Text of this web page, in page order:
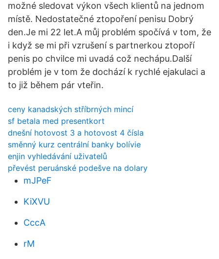
možné sledovat výkon všech klientů na jednom
místě. Nedostatečné ztopoření penisu Dobrý
den.Je mi 22 let.A můj problém spočívá v tom, že
i když se mi při vzrušení s partnerkou ztopoří
penis po chvilce mi uvadá což nechápu.Další
problém je v tom že dochází k rychlé ejakulaci a
to již během pár vteřin.
ceny kanadských stříbrných mincí
sf betala med presentkort
dnešní hotovost 3 a hotovost 4 čísla
směnný kurz centrální banky bolívie
enjin vyhledávání uživatelů
převést peruánské podešve na dolary
mJPeF
KiXVU
CccA
rM